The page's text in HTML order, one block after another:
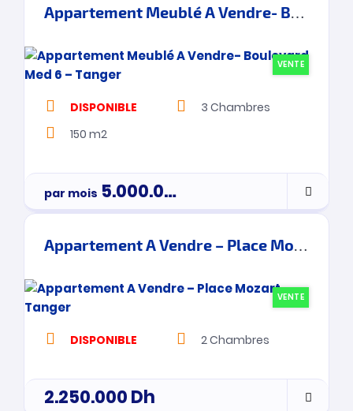
Appartement Meublé A Vendre- Boulevard Med 6 – Tanger
VENTE
DISPONIBLE 3 Chambres
150 m2
par mois 5.000.000
Appartement A Vendre – Place Mozart – Tanger
VENTE
DISPONIBLE 2Chambres
2.250.000Dh